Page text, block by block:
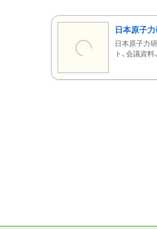
日本原子
日本原子力
ト、会議資